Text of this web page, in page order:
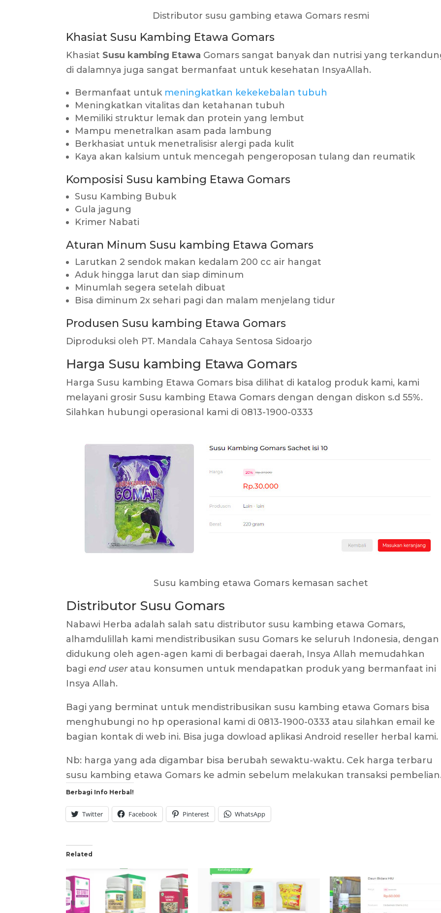
Distributor susu gambing etawa Gomars resmi
Khasiat Susu Kambing Etawa Gomars
Khasiat Susu kambing Etawa Gomars sangat banyak dan nutrisi yang
di dalamnya juga sangat bermanfaat untuk kesehatan InsyaAllah.
Bermanfaat untuk meningkatkan kekekebalan tubuh
Meningkatkan vitalitas dan ketahanan tubuh
Memiliki struktur lemak dan protein yang lembut
Mampu menetralkan asam pada lambung
Berkhasiat untuk menetralisisr alergi pada kulit
Kaya akan kalsium untuk mencegah pengeroposan tulang dan reumatik
Komposisi Susu kambing Etawa Gomars
Susu Kambing Bubuk
Gula jagung
Krimer Nabati
Aturan Minum Susu kambing Etawa Gomars
Larutkan 2 sendok makan kedalam 200 cc air hangat
Aduk hingga larut dan siap diminum
Minumlah segera setelah dibuat
Bisa diminum 2x sehari pagi dan malam menjelang tidur
Produsen Susu kambing Etawa Gomars
Diproduksi oleh PT. Mandala Cahaya Sentosa Sidoarjo
Harga Susu kambing Etawa Gomars
Harga Susu kambing Etawa Gomars bisa dilihat di katalog produk kami, kami
melayani grosir Susu kambing Etawa Gomars dengan dengan diskon s.d 55%.
Silahkan hubungi operasional kami di 0813-1900-0333
Susu kambing etawa Gomars kemasan sachet
Distributor Susu Gomars
Nabawi Herba adalah salah satu distributor susu kambing etawa Gomars,
alhamdulillah kami mendistribusikan susu Gomars ke seluruh Indonesia, dengan
didukung oleh agen-agen kami di berbagai daerah, Insya Allah memudahkan
bagiend useratau konsumen untuk mendapatkan produk yang bermanfaat ini
Insya Allah.
Bagi yang berminat untuk mendistribusikan susu kambing etawa Gomars bisa
menghubungi no hp operasional kami di 0813-1900-0333 atau silahkan email ke
bagian kontak di web ini. Bisa juga dowload aplikasi Android reseller herbal kami.
Nb: harga yang ada digambar bisa berubah sewaktu-waktu. Cek harga terbaru
susu kambing etawa Gomars ke admin sebelum melakukan transaksi
Berbagi Info Herbal!
Twitter Facebook Pinterest WhatsApp
Related